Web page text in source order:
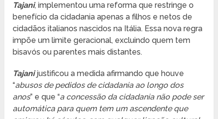
Tajani, implementou uma reforma que restringe o
benefício da cidadania apenas a filhos e netos de
cidadãos italianos nascidos na Itália. Essa nova regra
impõe um limite geracional, excluindo quem tem
bisavós ou parentes mais distantes.
Tajanijustificou a medida afirmando que houve
“abusos de pedidos de cidadania ao longo dos
anos” e que “a concessão da cidadania não pode ser
automática para quem tem um ascendente que